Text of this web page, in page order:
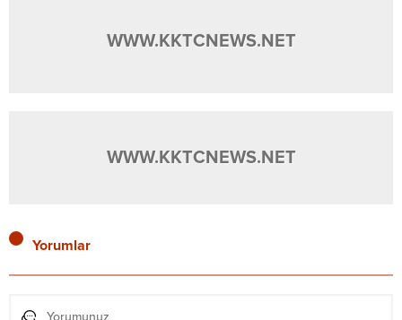
WWW.KKTCNEWS.NET
WWW.KKTCNEWS.NET
Yorumlar